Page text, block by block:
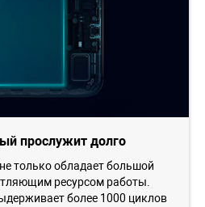
прослужит долго
только обладает большой
ресурсом работы.
более 1000 циклов